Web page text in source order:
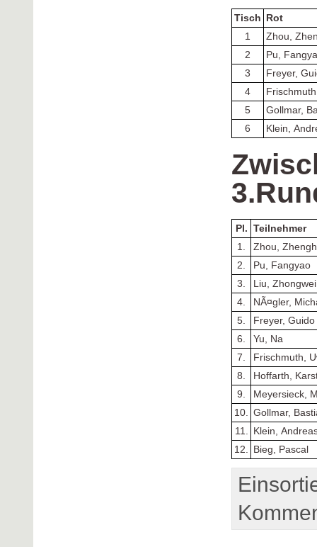
Tisch
Rot
1
Zhou,
2
Pu,
3
Freyer,
4
5
Gollmar,
6
Klein,
Pl. Teilnehmer
1.
Zhou,
2.
Pu, Fangyao
3.
Liu, Zhongwei
4.
NÃ¤gler,
5.
Freyer, Guido
6.
Yu, Na
7.
Frischmuth,
8.
Hoffarth,
9.
Meyersieck,
10. Gollmar,
11.
Klein,
12.
Bieg, Pascal